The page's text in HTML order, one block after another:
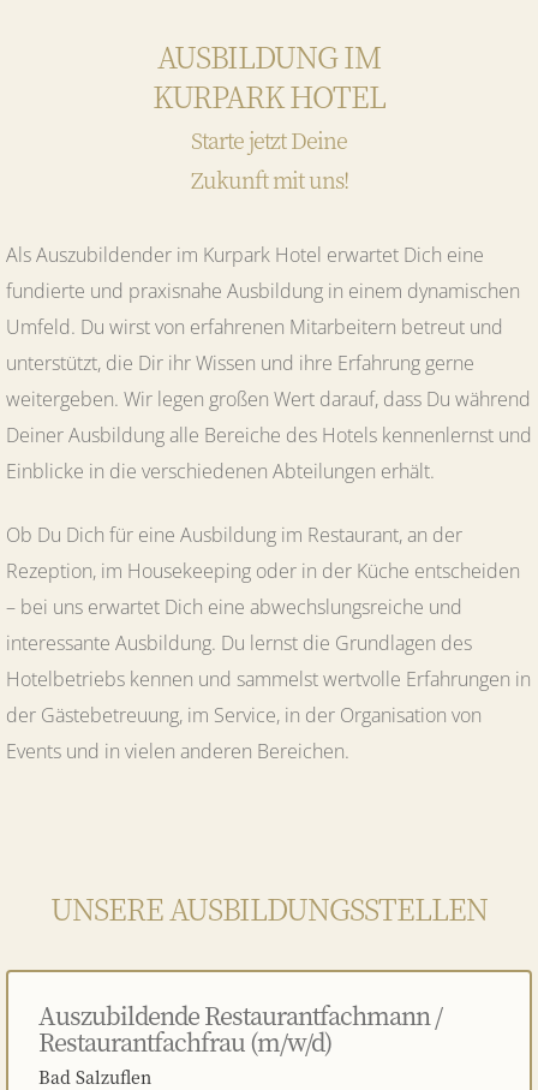
AUSBILDUNG IM
KURPARK HOTEL
Starte jetzt Deine
Zukunft mit uns!
Als Auszubildender im Kurpark Hotel erwartet Dich eine
fundierte und praxisnahe Ausbildung in einem dynamischen
Umfeld. Du wirst von erfahrenen Mitarbeitern betreut und
unterstützt, die Dir ihr Wissen und ihre Erfahrung gerne
weitergeben. Wir legen großen Wert darauf, dass Du während
Deiner Ausbildung alle Bereiche des Hotels kennenlernst und
Einblicke in die verschiedenen Abteilungen erhält.
Ob Du Dich für eine Ausbildung im Restaurant, an der
Rezeption, im Housekeeping oder in der Küche entscheiden
– bei uns erwartet Dich eine abwechslungsreiche und
interessante Ausbildung. Du lernst die Grundlagen des
Hotelbetriebs kennen und sammelst wertvolle Erfahrungen in
der Gästebetreuung, im Service, in der Organisation von
Events und in vielen anderen Bereichen.
UNSERE AUSBILDUNGSSTELLEN
Auszubildende Restaurantfachmann /
Restaurantfachfrau (m/w/d)
Bad Salzuflen